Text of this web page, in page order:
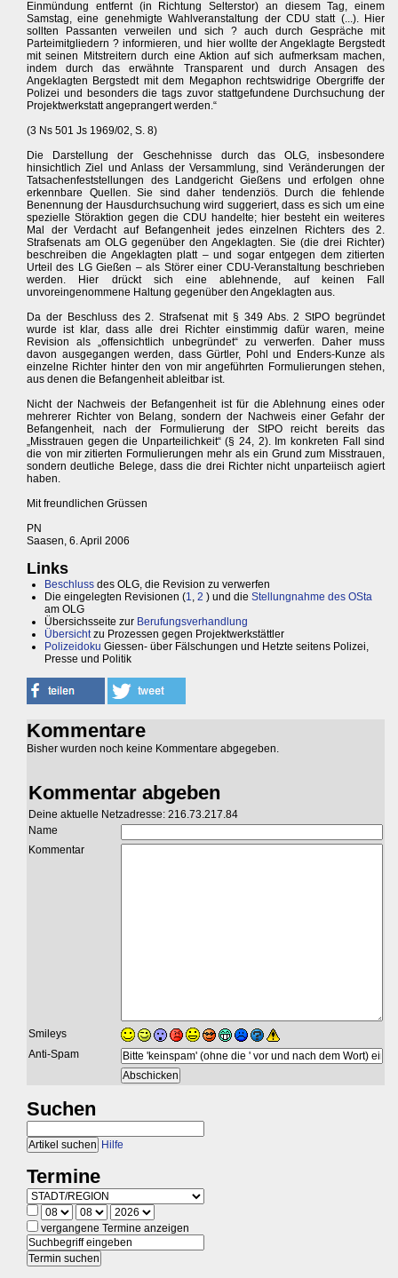
Einmündung entfernt (in Richtung Selterstor) an diesem Tag, einem
Samstag, eine genehmigte Wahlveranstaltung der CDU statt (...). Hier
sollten Passanten verweilen und sich ? auch durch Gespräche mit
Parteimitgliedern ? informieren, und hier wollte der Angeklagte Bergstedt
mit seinen Mitstreitern durch eine Aktion auf sich aufmerksam machen,
indem durch das erwähnte Transparent und durch Ansagen des
Angeklagten Bergstedt mit dem Megaphon rechtswidrige Obergriffe der
Polizei und besonders die tags zuvor stattgefundene Durchsuchung der
Projektwerkstatt angeprangert werden.“
(3 Ns 501 Js 1969/02, S. 8)
Die Darstellung der Geschehnisse durch das OLG, insbesondere
hinsichtlich Ziel und Anlass der Versammlung, sind Veränderungen der
Tatsachenfeststellungen des Landgericht Gießens und erfolgen ohne
erkennbare Quellen. Sie sind daher tendenziös. Durch die fehlende
Benennung der Hausdurchsuchung wird suggeriert, dass es sich um eine
spezielle Störaktion gegen die CDU handelte; hier besteht ein weiteres
Mal der Verdacht auf Befangenheit jedes einzelnen Richters des 2.
Strafsenats am OLG gegenüber den Angeklagten. Sie (die drei Richter)
beschreiben die Angeklagten platt – und sogar entgegen dem zitierten
Urteil des LG Gießen – als Störer einer CDU-Veranstaltung beschrieben
werden. Hier drückt sich eine ablehnende, auf keinen Fall
unvoreingenommene Haltung gegenüber den Angeklagten aus.
Da der Beschluss des 2. Strafsenat mit § 349 Abs. 2 StPO begründet
wurde ist klar, dass alle drei Richter einstimmig dafür waren, meine
Revision als „offensichtlich unbegründet“ zu verwerfen. Daher muss
davon ausgegangen werden, dass Gürtler, Pohl und Enders-Kunze als
einzelne Richter hinter den von mir angeführten Formulierungen stehen,
aus denen die Befangenheit ableitbar ist.
Nicht der Nachweis der Befangenheit ist für die Ablehnung eines oder
mehrerer Richter von Belang, sondern der Nachweis einer Gefahr der
Befangenheit, nach der Formulierung der StPO reicht bereits das
„Misstrauen gegen die Unparteilichkeit“ (§ 24, 2). Im konkreten Fall sind
die von mir zitierten Formulierungen mehr als ein Grund zum Misstrauen,
sondern deutliche Belege, dass die drei Richter nicht unparteiisch agiert
haben.
Mit freundlichen Grüssen
PN
Saasen, 6. April 2006
Links
Beschluss des OLG, die Revision zu verwerfen
Die eingelegten Revisionen (1, 2 ) und die Stellungnahme des OSta
am OLG
Übersichsseite zur Berufungsverhandlung
Übersichtzu Prozessen gegen Projektwerkstättler
Polizeidoku Giessen- über Fälschungen und Hetzte seitens Polizei,
Presse und Politik
Kommentare
Bisher wurden noch keine Kommentare abgegeben.
Kommentar abgeben
Deine aktuelle Netzadresse: 216.73.217.84
Name
Kommentar
Smileys
Anti-Spam
Suchen
Hilfe
Termine
vergangene Termine anzeigen